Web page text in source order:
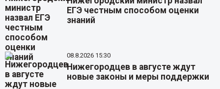
ЕГЭ честным способом оценки
знаний
08.8.2026 15:30
Нижегородцев в августе ждут
новые законы и меры поддержки